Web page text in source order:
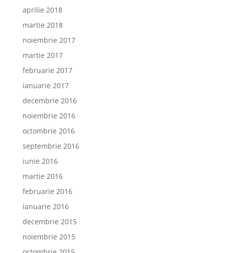
aprilie 2018
martie 2018
noiembrie 2017
martie 2017
februarie 2017
ianuarie 2017
decembrie 2016
noiembrie 2016
octombrie 2016
septembrie 2016
iunie 2016
martie 2016
februarie 2016
ianuarie 2016
decembrie 2015
noiembrie 2015